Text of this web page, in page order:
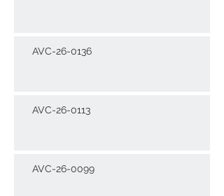
AVC-26-0136
AVC-26-0113
AVC-26-0099